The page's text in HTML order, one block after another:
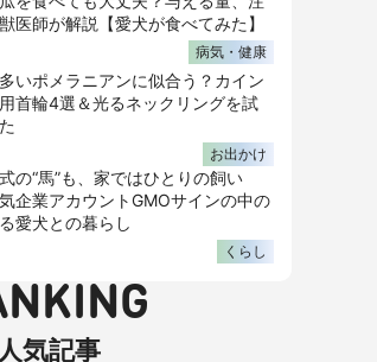
医師が解説【愛犬が食べてみた】
病気・健康
いポメラニアンに似合う？カイン
首輪4選＆光るネックリングを試
お出かけ
の“馬”も、家ではひとりの飼い
企業アカウントGMOサインの中の
愛犬との暮らし
くらし
人気記事